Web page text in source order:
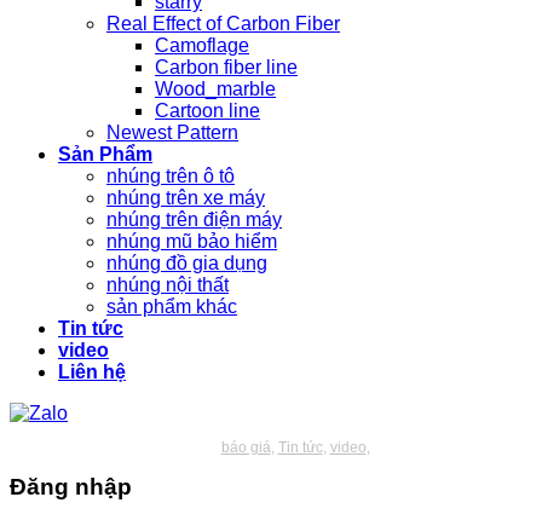
Real Effect of Carbon Fiber
Camoflage
Carbon fiber line
Wood_marble
Cartoon line
Newest Pattern
Sản Phẩm
nhúng trên ô tô
nhúng trên xe máy
nhúng trên điện máy
nhúng mũ bảo hiểm
nhúng đồ gia dụng
nhúng nội thất
sản phẩm khác
Tin tức
video
Liên hệ
báo giá Tin tức video
Đăng nhập